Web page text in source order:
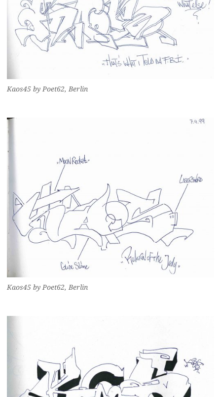
Kaos45 by Poet62, Berlin
Kaos45 by Poet62, Berlin